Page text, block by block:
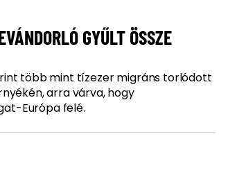
GYŰLT ÖSSZE
több mint tízezer migráns torlódott
arra várva, hogy
Európa felé.